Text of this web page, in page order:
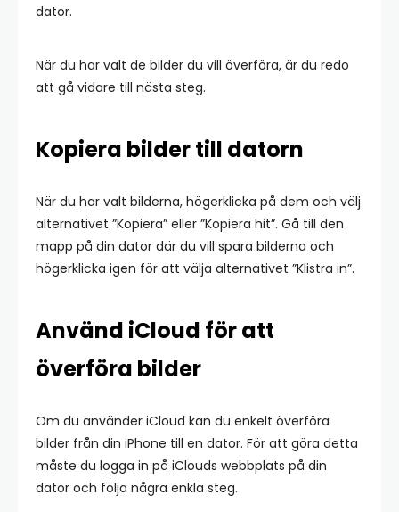
dator.
När du har valt de bilder du vill överföra, är du redo
att gå vidare till nästa steg.
Kopiera bilder till datorn
När du har valt bilderna, högerklicka på dem och välj
alternativet ”Kopiera” eller ”Kopiera hit”. Gå till den
mapp på din dator där du vill spara bilderna och
högerklicka igen för att välja alternativet ”Klistra in”.
Använd iCloud för att
överföra bilder
Om du använder iCloud kan du enkelt överföra
bilder från din iPhone till en dator. För att göra detta
måste du logga in på iClouds webbplats på din
dator och följa några enkla steg.